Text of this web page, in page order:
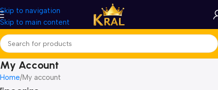
Skip to navigation
Skip to main content
My Account
Home My account